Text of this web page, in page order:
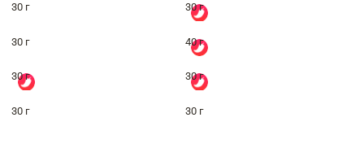
30 г 30 г
30 г 40 г
30 г 30 г
30 г 30 г